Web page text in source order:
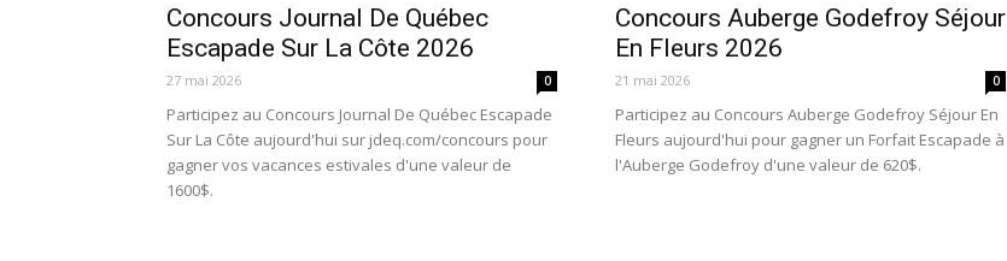
Concours Journal De Québec
Escapade Sur La Côte 2026
27 mai 2026 0
Participez au Concours Journal De Québec Escapade
Sur La Côte aujourd'hui sur jdeq.com/concours pour
gagner vos vacances estivales d'une valeur de
1600$.
Concours Auberge Godefroy Séjour
En Fleurs 2026
21 mai 2026 0
Participez au Concours Auberge Godefroy Séjour En
Fleurs aujourd'hui pour gagner un Forfait Escapade à
l'Auberge Godefroy d'une valeur de 620$.